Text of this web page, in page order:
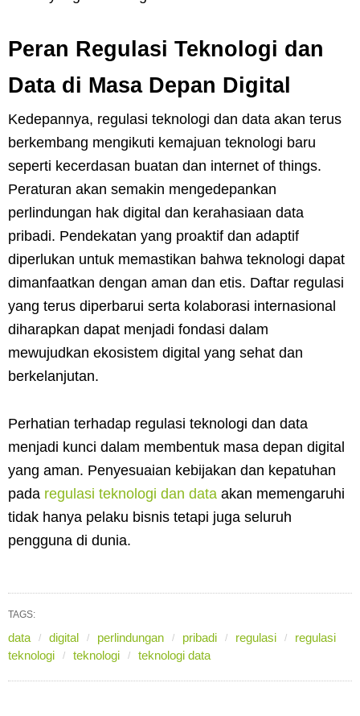
Peran Regulasi Teknologi dan
Data di Masa Depan Digital
Kedepannya, regulasi teknologi dan data akan terus
berkembang mengikuti kemajuan teknologi baru
seperti kecerdasan buatan dan internet of things.
Peraturan akan semakin mengedepankan
perlindungan hak digital dan kerahasiaan data
pribadi. Pendekatan yang proaktif dan adaptif
diperlukan untuk memastikan bahwa teknologi dapat
dimanfaatkan dengan aman dan etis. Daftar regulasi
yang terus diperbarui serta kolaborasi internasional
diharapkan dapat menjadi fondasi dalam
mewujudkan ekosistem digital yang sehat dan
berkelanjutan.
Perhatian terhadap regulasi teknologi dan data
menjadi kunci dalam membentuk masa depan digital
yang aman. Penyesuaian kebijakan dan kepatuhan
pada regulasi teknologi dan data akan memengaruhi
tidak hanya pelaku bisnis tetapi juga seluruh
pengguna di dunia.
TAGS:
data digital perlindungan pribadi regulasi
regulasi
teknologi
teknologi teknologi data